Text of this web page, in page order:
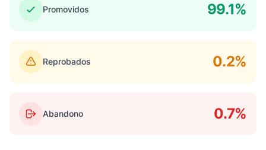
Promovidos 99.1%
Reprobados 0.2%
Abandono 0.7%